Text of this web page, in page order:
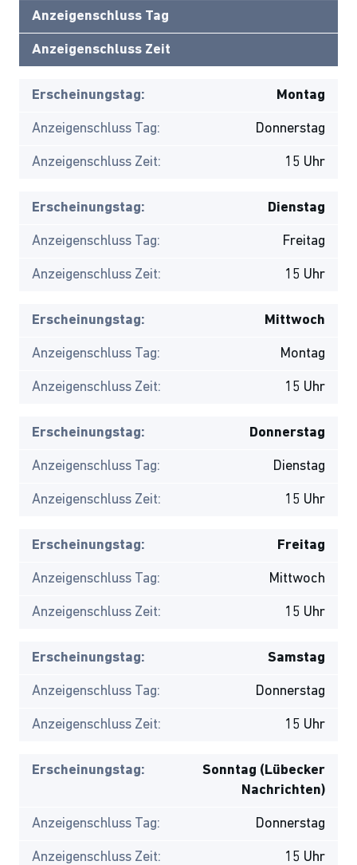
Anzeigenschluss Tag
Anzeigenschluss Zeit
Erscheinungstag: Montag
Anzeigenschluss Tag: Donnerstag
Anzeigenschluss Zeit: 15 Uhr
Erscheinungstag: Dienstag
Anzeigenschluss Tag: Freitag
Anzeigenschluss Zeit: 15 Uhr
Erscheinungstag: Mittwoch
Anzeigenschluss Tag: Montag
Anzeigenschluss Zeit: 15 Uhr
Erscheinungstag: Donnerstag
Anzeigenschluss Tag: Dienstag
Anzeigenschluss Zeit: 15 Uhr
Erscheinungstag: Freitag
Anzeigenschluss Tag: Mittwoch
Anzeigenschluss Zeit: 15 Uhr
Erscheinungstag: Samstag
Anzeigenschluss Tag: Donnerstag
Anzeigenschluss Zeit: 15 Uhr
Erscheinungstag:
Sonntag (Lübecker
Nachrichten)
Anzeigenschluss Tag: Donnerstag
Anzeigenschluss Zeit: 15 Uhr